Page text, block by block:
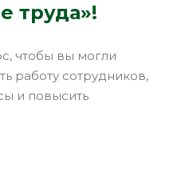
труда»!
чтобы вы могли
работу сотрудников,
и повысить